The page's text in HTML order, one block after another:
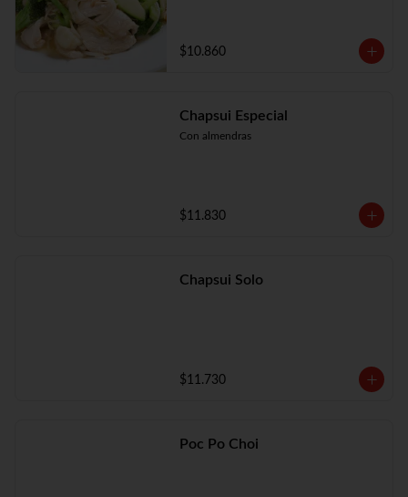
$10.860
Chapsui Especial
Con almendras
$11.830
Chapsui Solo
$11.730
Poc Po Choi